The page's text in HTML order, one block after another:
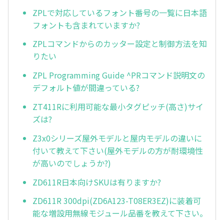
ZPLで対応しているフォント番号の一覧に日本語
フォントも含まれていますか?
ZPLコマンドからのカッター設定と制御方法を知
りたい
ZPL Programming Guide ^PRコマンド説明文の
デフォルト値が間違っている?
ZT411Rに利用可能な最小タグピッチ(高さ)サイ
ズは?
Z3x0シリーズ屋外モデルと屋内モデルの違いに
付いて教えて下さい(屋外モデルの方が耐環境性
が高いのでしょうか?)
ZD611R日本向けSKUは有りますか?
ZD611R 300dpi(ZD6A123-T08ER3EZ)に装着可
能な増設用無線モジュール品番を教えて下さい。